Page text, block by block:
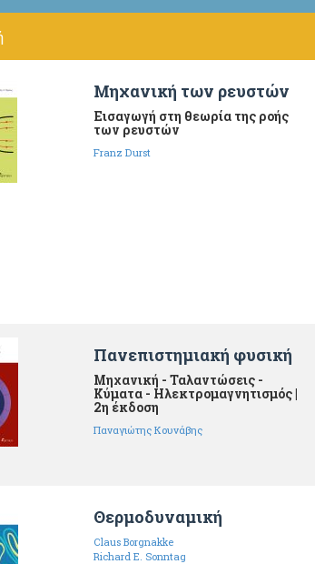
Μηχανική των ρευστών
Εισαγωγή στη θεωρία της ροής
των ρευστών
Franz Durst
Πανεπιστημιακή φυσική
Μηχανική - Ταλαντώσεις -
Κύματα - Ηλεκτρομαγνητισμός |
2η έκδοση
Παναγιώτης Κουνάβης
Θερμοδυναμική
Claus Βorgnakke
Richard E. Sonntag